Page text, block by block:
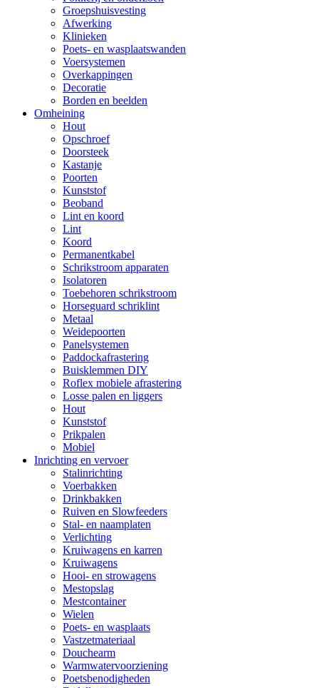
Groepshuisvesting
Afwerking
Klinieken
Poets- en wasplaatswanden
Voersystemen
Overkappingen
Decoratie
Borden en beelden
Omheining
Hout
Opschroef
Doorsteek
Kastanje
Poorten
Kunststof
Beoband
Lint en koord
Lint
Koord
Permanentkabel
Schrikstroom apparaten
Isolatoren
Toebehoren schrikstroom
Horseguard schriklint
Metaal
Weidepoorten
Panelsystemen
Paddockafrastering
Buisklemmen DIY
Roflex mobiele afrastering
Losse palen en liggers
Hout
Kunststof
Prikpalen
Mobiel
Inrichting en vervoer
Stalinrichting
Voerbakken
Drinkbakken
Ruiven en Slowfeeders
Stal- en naamplaten
Verlichting
Kruiwagens en karren
Kruiwagens
Hooi- en strowagens
Mestopslag
Mestcontainer
Wielen
Poets- en wasplaats
Vastzetmateriaal
Douchearm
Warmwatervoorziening
Poetsbenodigheden